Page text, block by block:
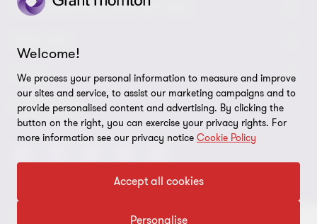
VERBINDEN SIE SICH MIT UNS
Unsere Experten
Unsere Büros
Verfügbare Positionen
Grant Thornton in der Tschechischen Republik
Grant Thornton weltweit
Pressemitteilung
LEGAL
Rechtliche Hinweise
Datenschutz
Imprint
FOLGE UNS
© 2026 Grant Thornton - Alle Rechte vorbehalten.
Welcome!
We process your personal information to measure and improve
our sites and service, to assist our marketing campaigns and to
provide personalised content and advertising. By clicking the
button on the right, you can exercise your privacy rights. For
more information see our privacy notice Cookie Policy
Accept all cookies
Personalise